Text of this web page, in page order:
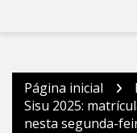
Página inicial
Sisu 2025:
nesta segunda-